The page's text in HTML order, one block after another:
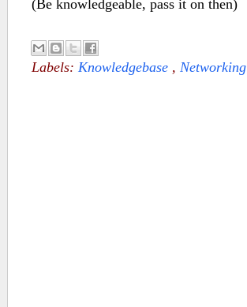
(Be knowledgeable, pass it on then)
Labels: Knowledgebase , Networking